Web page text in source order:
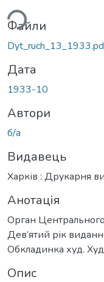
Файли
Дата
1933-10
Автори
б/а
Видавець
Харків : Друкарня
Анотація
Орган
Дев’ятий рік
Обкладинка худ.
Опис